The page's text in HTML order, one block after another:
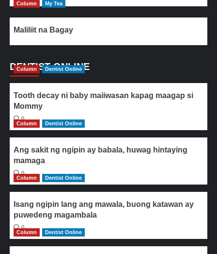
Column My Tea
Maliliit na Bagay
DENTIST ONLINE
Column Dentist Online
Tooth decay ni baby maiiwasan kapag maagap si
Mommy
0
Column
Dentist Online
Ang sakit ng ngipin ay babala, huwag hintaying
mamaga
0
Column
Dentist Online
Isang ngipin lang ang mawala, buong katawan ay
puwedeng magambala
0
Column
Dentist Online